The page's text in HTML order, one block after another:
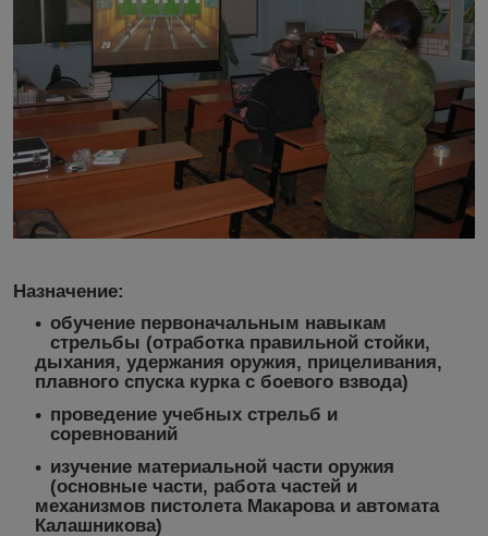
Назначение:
обучение первоначальным навыкам
стрельбы (отработка правильной стойки,
дыхания, удержания оружия, прицеливания,
плавного спуска курка с боевого взвода)
проведение учебных стрельб и
соревнований
изучение материальной части оружия
(основные части, работа частей и
механизмов пистолета Макарова и автомата
Калашникова)